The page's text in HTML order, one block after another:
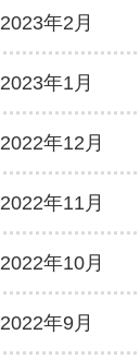
2023年2月
2023年1月
2022年12月
2022年11月
2022年10月
2022年9月